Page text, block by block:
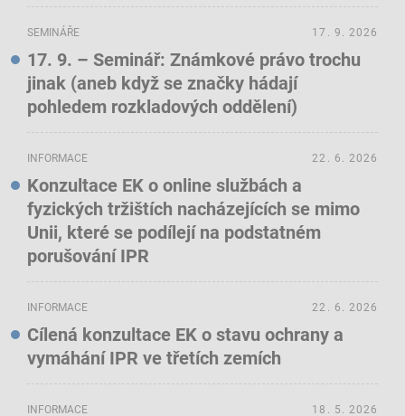
SEMINÁŘE
17. 9. – Seminář: Známkové právo trochu
jinak (aneb když se značky hádají
pohledem rozkladových oddělení)
17. 9. 2026
INFORMACE
Konzultace EK o online službách a
fyzických tržištích nacházejících se mimo
Unii, které se podílejí na podstatném
porušování IPR
22. 6. 2026
INFORMACE
Cílená konzultace EK o stavu ochrany a
vymáhání IPR ve třetích zemích
22. 6. 2026
INFORMACE 18. 5. 2026